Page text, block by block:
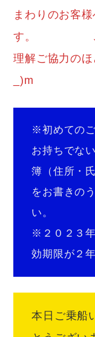
まわりのお客
す。 ご不便
理解ご協力のほ
_)m
※初めての
お持ちでな
簿（住所・
をお書きの
※２０２３
効期限が２
本日ご乗船